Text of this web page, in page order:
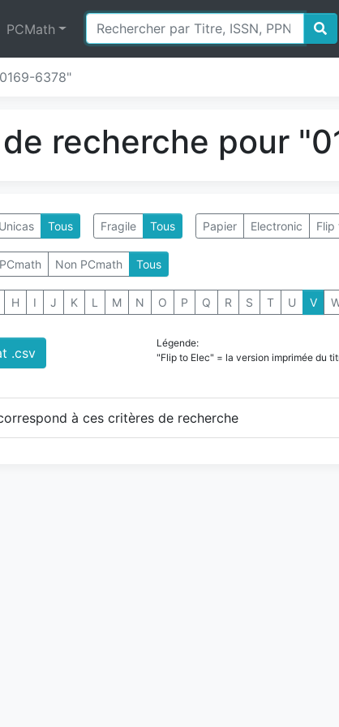
PCMath
6378"
recherche pour
Unicas Tous Fragile Tous Papier Electronic Flip
PCmath Non PCmath Tous
H I J K L M N O P Q R S T U V
.csv
Légende:
"Flip to Elec" = la version imprimée du
à ces critères de recherche